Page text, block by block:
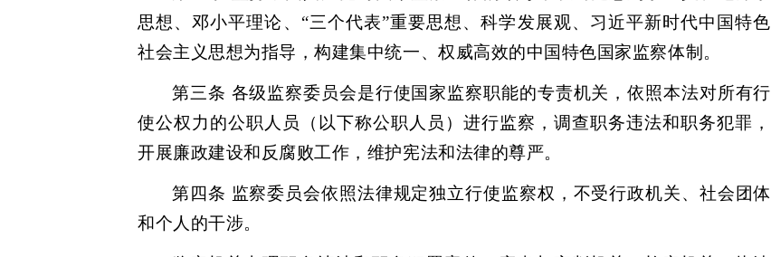
思想、邓小平理论、“三个代表”重要思想、科学发展观、习近平新时代中国特色
社会主义思想为指导，构建集中统一、权威高效的中国特色国家监察体制。
第三条 各级监察委员会是行使国家监察职能的专责机关，依照本法对所有行
使公权力的公职人员（以下称公职人员）进行监察，调查职务违法和职务犯罪，
开展廉政建设和反腐败工作，维护宪法和法律的尊严。
第四条 监察委员会依照法律规定独立行使监察权，不受行政机关、社会团体
和个人的干涉。